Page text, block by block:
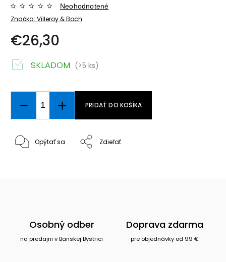
Značka: Villeroy & Boch
Neohodnotené
€26,30
SKLADOM (>5 ks)
PRIDAŤ DO KOŠÍKA
Opýtať sa Zdieľať
Osobný odber
na predajni v Banskej Bystrici
Doprava zdarma
pre objednávky od 99 €